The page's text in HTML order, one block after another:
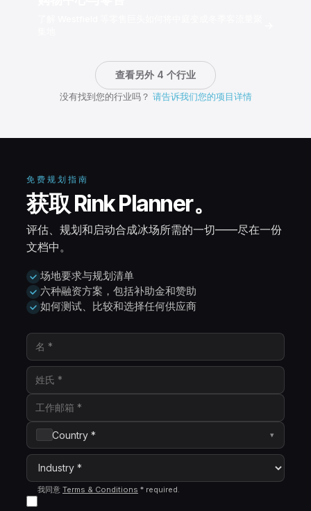
查看另外 4 个行业
没有找到您的行业吗？ 请告诉我们您的项目详情
免费规划指南
获取 Rink Planner。
评估、规划和启动合成冰场所需的一切——尽在一份
文档中。
场地要求与规划清单
六种融资方案，包括补助金和赞助
如何测试、比较和选择任何供应商
Country * ▾
我同意 Terms & Conditions * required.